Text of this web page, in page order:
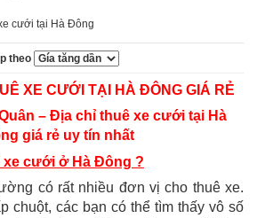
cưới tại Hà Đông
theo
XE CƯỚI TẠI HÀ ĐÔNG GIÁ RẺ
– Địa chỉ thuê xe cưới tại Hà
giá rẻ uy tín nhất
xe cưới ở Hà Đông ?
có rất nhiều đơn vị cho thuê xe.
chuột, các bạn có thể tìm thấy vô số